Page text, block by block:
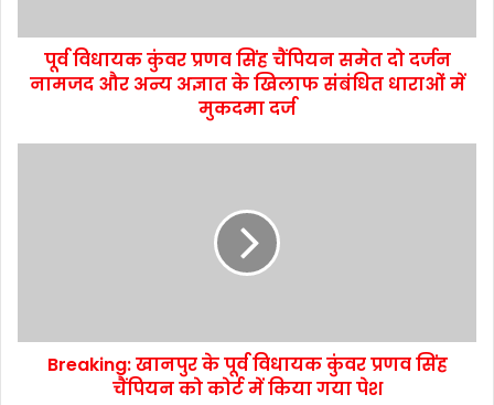
पूर्व विधायक कुंवर प्रणव सिंह चैंपियन समेत दो दर्जन
नामजद और अन्य अज्ञात के खिलाफ संबंधित धाराओं में
मुकदमा दर्ज
Breaking: खानपुर के पूर्व विधायक कुंवर प्रणव सिंह
चैंपियन को कोर्ट में किया गया पेश